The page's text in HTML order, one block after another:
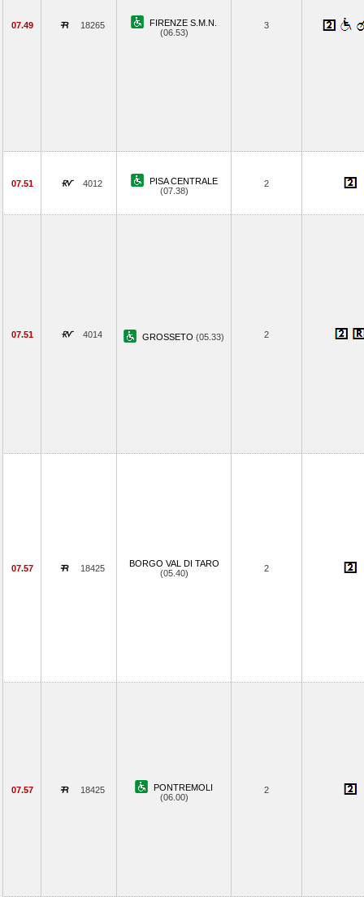
07.49 18265
FIRENZE S.M.N.
(06.53)
3
07.51 4012
PISA CENTRALE
(07.38)
2
07.51 4014 GROSSETO (05.33) 2
07.57 18425
BORGO VAL DI TARO
(05.40)
2
07.57 18425
PONTREMOLI
(06.00)
2